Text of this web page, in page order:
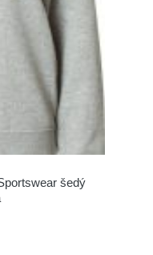
šedý